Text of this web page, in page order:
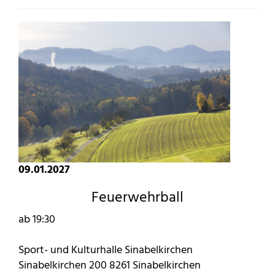
09.01.2027
Feuerwehrball
ab 19:30
Sport- und Kulturhalle Sinabelkirchen
Sinabelkirchen 200 8261 Sinabelkirchen